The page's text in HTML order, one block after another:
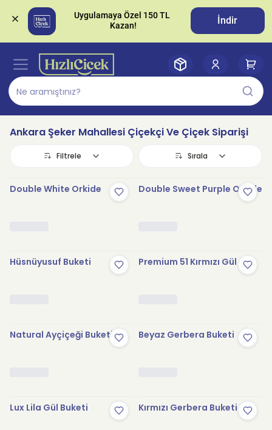
Uygulamaya Özel 150 TL
İndir
Ankara Şeker Mahallesi Çiçekçi Ve Çiçek Siparişi
Filtrele Sırala
Double White Orkide Double Sweet Purple Orkide
Hüsnüyusuf Buketi Premium 51 Kırmızı Gül
Natural Ayçiçeği Buketi Beyaz Gerbera Buketi
Lux Lila Gül Buketi Kırmızı Gerbera Buketi